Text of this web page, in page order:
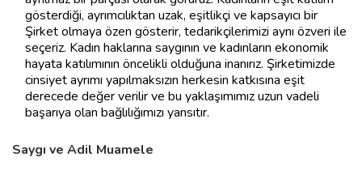
gösterdiği, ayrımcılıktan uzak, eşitlikçi ve kapsayıcı bir
Şirket olmaya özen gösterir, tedarikçilerimizi aynı özveri ile
seçeriz. Kadın haklarına saygının ve kadınların ekonomik
hayata katılımının öncelikli olduğuna inanırız. Şirketimizde
cinsiyet ayrımı yapılmaksızın herkesin katkısına eşit
derecede değer verilir ve bu yaklaşımımız uzun vadeli
başarıya olan bağlılığımızı yansıtır.
Saygı ve Adil Muamele